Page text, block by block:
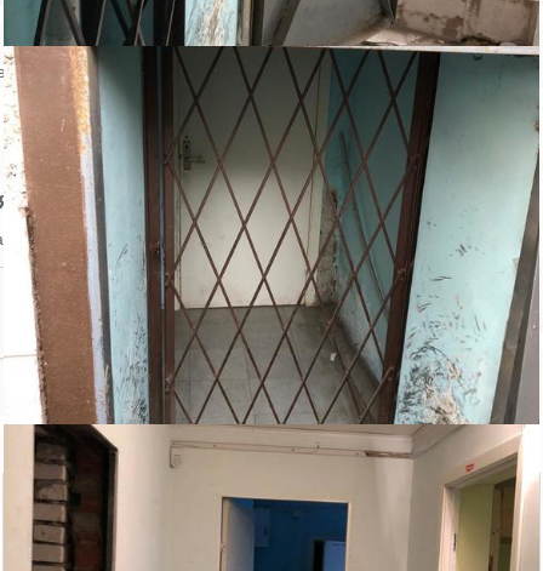
объекта
на объявление?
Похожие объекты в Василеостровском районе
Нахимова ул., д....
Аренда магазина
Кораблестроителе...
Аренда магазина